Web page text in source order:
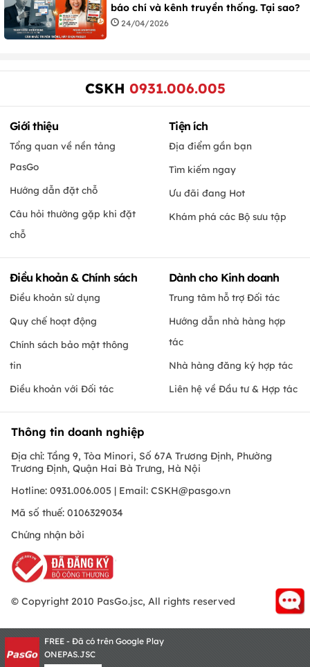
báo chí và kênh truyền thống. Tại sao?
24/04/2026
CSKH 0931.006.005
Giới thiệu
Tổng quan về nền tảng
PasGo
Hướng dẫn đặt chỗ
Câu hỏi thường gặp khi đặt
chỗ
Tiện ích
Địa điểm gần bạn
Tìm kiếm ngay
Ưu đãi đang Hot
Khám phá các Bộ sưu tập
Điều khoản & Chính sách
Điều khoản sử dụng
Quy chế hoạt động
Chính sách bảo mật thông
tin
Điều khoản với Đối tác
Dành cho Kinh doanh
Trung tâm hỗ trợ Đối tác
Hướng dẫn nhà hàng hợp
tác
Nhà hàng đăng ký hợp tác
Liên hệ về Đầu tư & Hợp tác
Thông tin doanh nghiệp
Địa chỉ: Tầng 9, Tòa Minori, Số 67A Trương Định, Phường
Trương Định, Quận Hai Bà Trưng, Hà Nội
Hotline: 0931.006.005 | Email: CSKH@pasgo.vn
Mã số thuế: 0106329034
Chứng nhận bởi
© Copyright 2010 PasGo.jsc, All rights reserved
FREE - Đã có trên Google Play
ONEPAS.JSC